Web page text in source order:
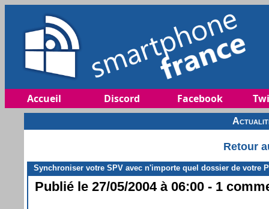
Accueil Discord Facebook
Retour
Synchroniser votre SPV avec n'importe quel dossier de votre
Publié le 27/05/2004 à 06:00 - 1